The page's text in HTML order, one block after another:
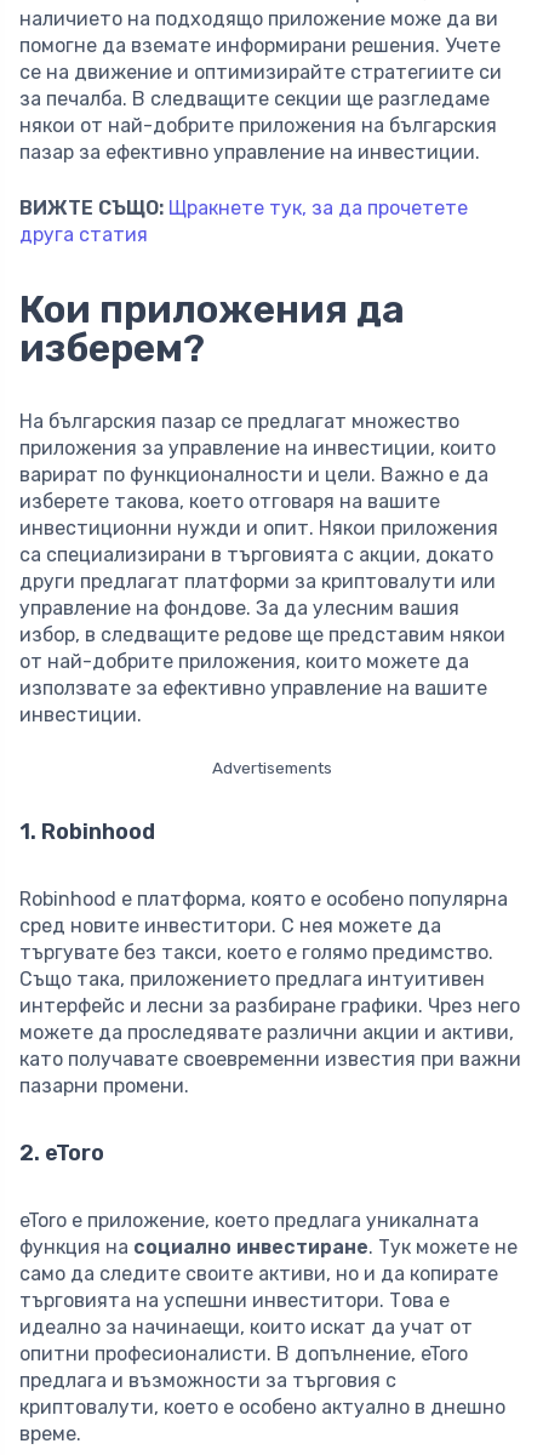
наличието на подходящо приложение може да ви
помогне да вземате информирани решения. Учете
се на движение и оптимизирайте стратегиите си
за печалба. В следващите секции ще разгледаме
някои от най-добрите приложения на българския
пазар за ефективно управление на инвестиции.
ВИЖТЕ СЪЩО: Щракнете тук, за да прочетете
друга статия
Кои приложения да
изберем?
На българския пазар се предлагат множество
приложения за управление на инвестиции, които
варират по функционалности и цели. Важно е да
изберете такова, което отговаря на вашите
инвестиционни нужди и опит. Някои приложения
са специализирани в търговията с акции, докато
други предлагат платформи за криптовалути или
управление на фондове. За да улесним вашия
избор, в следващите редове ще представим някои
от най-добрите приложения, които можете да
използвате за ефективно управление на вашите
инвестиции.
Advertisements
1. Robinhood
Robinhood е платформа, която е особено популярна
сред новите инвеститори. С нея можете да
търгувате без такси, което е голямо предимство.
Също така, приложението предлага интуитивен
интерфейс и лесни за разбиране графики. Чрез него
можете да проследявате различни акции и активи,
като получавате своевременни известия при важни
пазарни промени.
2. eToro
eToro е приложение, което предлага уникалната
функция на социално инвестиране. Тук можете не
само да следите своите активи, но и да копирате
търговията на успешни инвеститори. Това е
идеално за начинаещи, които искат да учат от
опитни професионалисти. В допълнение, eToro
предлага и възможности за търговия с
криптовалути, което е особено актуално в днешно
време.